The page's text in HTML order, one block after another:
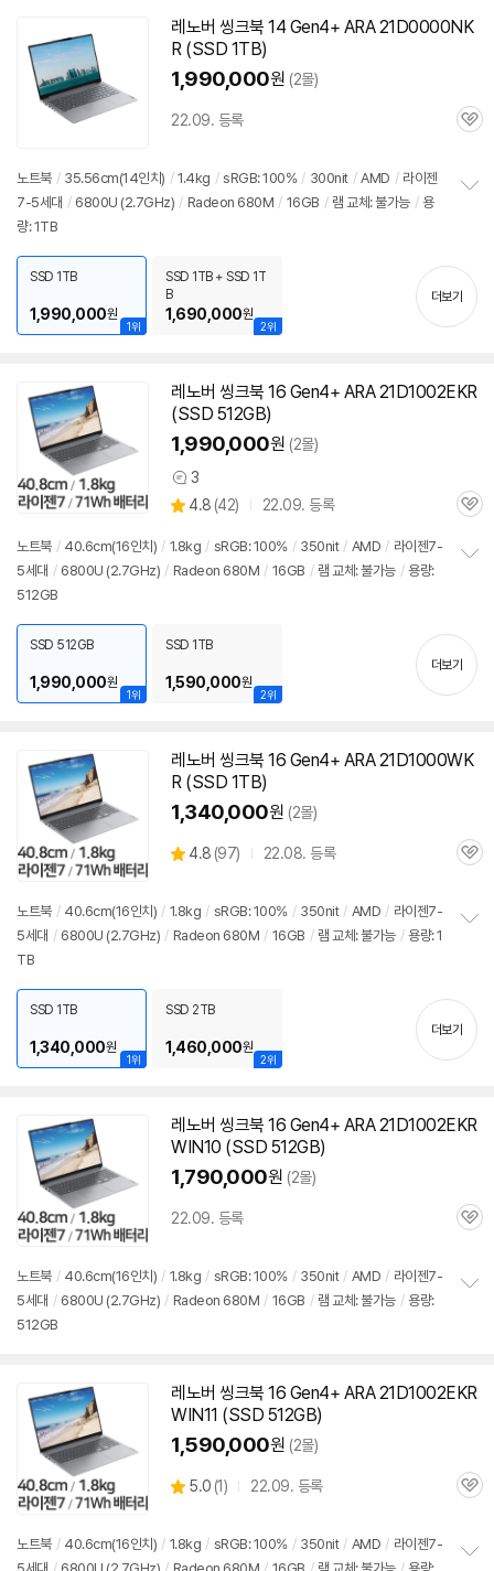
기
레노버 씽크북 14 Gen4+ ARA 21D0000NK
R (SSD 1TB)
1,990,000원 (2몰)
22.09. 등록
관
노트북 / 35.56cm(14인치) / 1.4kg / sRGB: 100% / 300nit / AMD / 라이젠
7-5세대 / 6800U (2.7GHz) / Radeon 680M / 16GB / 램 교체: 불가능 / 용
량: 1TB
기
1위
SSD 1TB
1,990,000원
2위
SSD 1TB + SSD 1T
B
1,690,000원
더보기
레노버 씽크북 16 Gen4+ ARA 21D1002EKR
(SSD 512GB)
1,990,000원 (2몰)
상
품
견
3
별
점
4.8 (상
리
뷰
42) 22.09. 등록
관
노트북 / 40.6cm(16인치) / 1.8kg / sRGB: 100% / 350nit / AMD / 라이젠7-
5세대 / 6800U (2.7GHz) / Radeon 680M / 16GB / 램 교체: 불가능 / 용량:
512GB
기
1위
SSD 512GB
1,990,000원
2위
SSD 1TB
1,590,000원
더보기
레노버 씽크북 16 Gen4+ ARA 21D1000WK
R (SSD 1TB)
1,340,000원 (2몰)
별
4.8 (상
97) 22.08. 등록
관
노트북 / 40.6cm(16인치) / 1.8kg / sRGB: 100% / 350nit / AMD / 라이젠7-
5세대 / 6800U (2.7GHz) / Radeon 680M / 16GB / 램 교체: 불가능 / 용량: 1
TB
기
1위
SSD 1TB
1,340,000원
2위
SSD 2TB
1,460,000원
더보기
레노버 씽크북 16 Gen4+ ARA 21D1002EKR
WIN10 (SSD 512GB)
1,790,000원 (2몰)
22.09. 등록
관
노트북 / 40.6cm(16인치) / 1.8kg / sRGB: 100% / 350nit / AMD / 라이젠7-
5세대 / 6800U (2.7GHz) / Radeon 680M / 16GB / 램 교체: 불가능 / 용량:
512GB
기
레노버 씽크북 16 Gen4+ ARA 21D1002EKR
WIN11 (SSD 512GB)
1,590,000원 (2몰)
별
5.0 (상
1) 22.09. 등록
관
노트북 / 40.6cm(16인치) / 1.8kg / sRGB: 100% / 350nit / AMD / 라이젠7-